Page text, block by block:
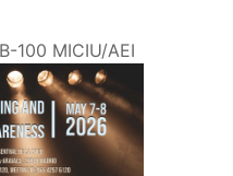
100 MICIU/AEI